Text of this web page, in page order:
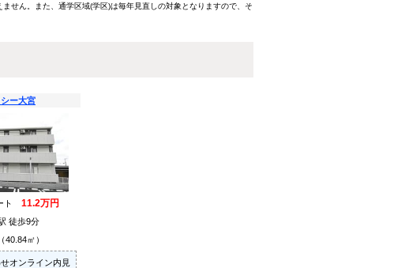
せん。また、通学区域(学区)は毎年見直しの対象となりますので、そ
ー大宮
ト 11.2万円
徒歩9分
40.84㎡）
オンライン内見